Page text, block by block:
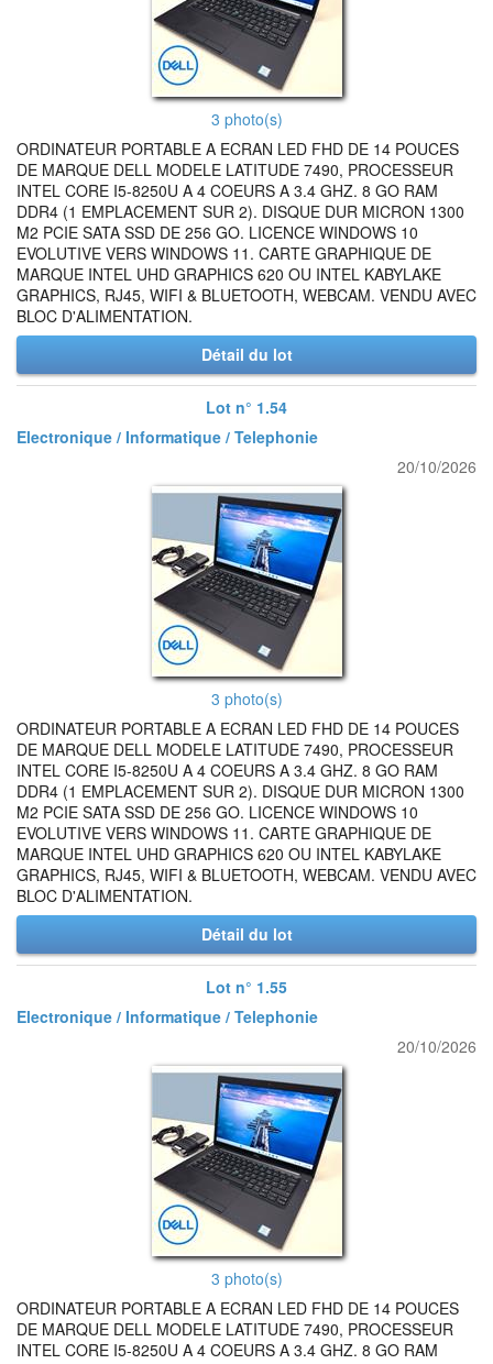
3 photo(s)
ORDINATEUR PORTABLE A ECRAN LED FHD DE 14 POUCES
DE MARQUE DELL MODELE LATITUDE 7490, PROCESSEUR
INTEL CORE I5-8250U A 4 COEURS A 3.4 GHZ. 8 GO RAM
DDR4 (1 EMPLACEMENT SUR 2). DISQUE DUR MICRON 1300
M2 PCIE SATA SSD DE 256 GO. LICENCE WINDOWS 10
EVOLUTIVE VERS WINDOWS 11. CARTE GRAPHIQUE DE
MARQUE INTEL UHD GRAPHICS 620 OU INTEL KABYLAKE
GRAPHICS, RJ45, WIFI & BLUETOOTH, WEBCAM. VENDU AVEC
BLOC D'ALIMENTATION.
Détail du lot
Lot n° 1.54
Electronique / Informatique / Telephonie
20/10/2026
3 photo(s)
ORDINATEUR PORTABLE A ECRAN LED FHD DE 14 POUCES
DE MARQUE DELL MODELE LATITUDE 7490, PROCESSEUR
INTEL CORE I5-8250U A 4 COEURS A 3.4 GHZ. 8 GO RAM
DDR4 (1 EMPLACEMENT SUR 2). DISQUE DUR MICRON 1300
M2 PCIE SATA SSD DE 256 GO. LICENCE WINDOWS 10
EVOLUTIVE VERS WINDOWS 11. CARTE GRAPHIQUE DE
MARQUE INTEL UHD GRAPHICS 620 OU INTEL KABYLAKE
GRAPHICS, RJ45, WIFI & BLUETOOTH, WEBCAM. VENDU AVEC
BLOC D'ALIMENTATION.
Détail du lot
Lot n° 1.55
Electronique / Informatique / Telephonie
20/10/2026
3 photo(s)
ORDINATEUR PORTABLE A ECRAN LED FHD DE 14 POUCES
DE MARQUE DELL MODELE LATITUDE 7490, PROCESSEUR
INTEL CORE I5-8250U A 4 COEURS A 3.4 GHZ. 8 GO RAM